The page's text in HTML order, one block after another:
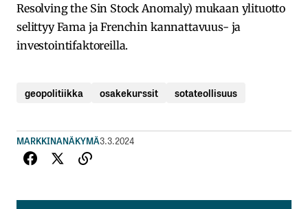
Resolving the Sin Stock Anomaly) mukaan ylituotto
selittyy Fama ja Frenchin kannattavuus- ja
investointifaktoreilla.
geopolitiikka osakekurssit sotateollisuus
MARKKINANÄKYMÄ3.3.2024